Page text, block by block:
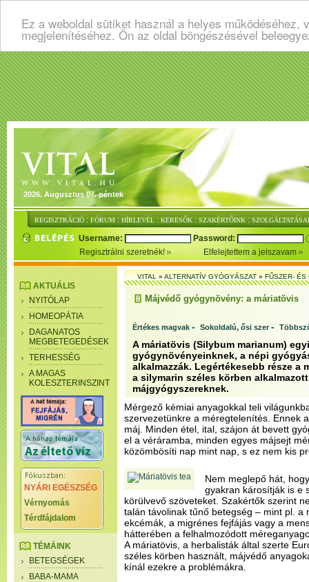
Ez a weboldal sütiket használ a helyes
megjelenítéséhez. Ön az oldal böngészésével
2026. Augusztus 07. péntek
REGISZTRÁCIÓ : FÓRUM : HÍRLEVÉL : KERESŐK : SZAKÉRTŐINK :
Username:
Password:
Regisztrálni szeretnék!
Elfelejtettem a jelszavam
AKTUÁLIS
NYITÓLAP
HOMEOPÁTIA
DAGANATOS
MEGBETEGEDÉSEK
TERHESSÉG
A MAGAS
KOLESZTERINSZINT
NYÁRI EGÉSZSÉG
Vérnyomás
Térdfájdalom
TÉMÁINK
BETEGSÉGEK
BABA-MAMA
VITAL»ALTERNATÍV GYÓGYÁSZAT»FŰSZER- ÉS
Májvédő gyógynövény: a máriatövis
Értékes magvak - Sokoldalú, ősi szer -
A máriatövis (Silybum marianum)
gyógynövényeinknek, a népi
alkalmazzák. Legértékesebb része a
a silymarin széles körben
májgyógyszereknek.
Mérgező kémiai anyagokkal teli
szervezetünkre a méregtelenítés. Ennek
máj. Minden étel, ital, szájon át bevett
el a véráramba, minden egyes májsejt
közömbösíti nap mint nap, s ez nem kis
Nem meglepő hát,
gyakran károsítják is e
körülvevő szöveteket. Szakértők szerint
talán távolinak tűnő betegség – mint pl. a
ekcémák, a migrénes fejfájás vagy a
hátterében a felhalmozódott
A máriatövis, a herbalisták által szerte
széles körben használt, májvédő
kínál ezekre a problémákra.